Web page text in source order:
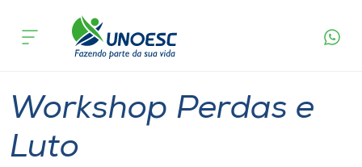
Cursos
Pesquisa
Workshop Perdas e
Luto